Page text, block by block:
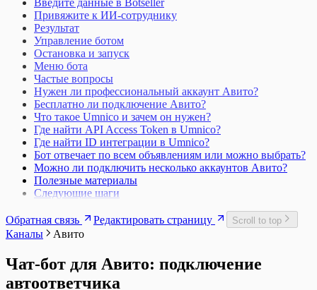
Введите данные в Botseller
Привяжите к ИИ-сотруднику
Результат
Управление ботом
Остановка и запуск
Меню бота
Частые вопросы
Нужен ли профессиональный аккаунт Авито?
Бесплатно ли подключение Авито?
Что такое Umnico и зачем он нужен?
Где найти API Access Token в Umnico?
Где найти ID интеграции в Umnico?
Бот отвечает по всем объявлениям или можно выбрать?
Можно ли подключить несколько аккаунтов Авито?
Полезные материалы
Следующие шаги
Обратная связь Редактировать страницу Scroll to top
Каналы Авито
Чат-бот для Авито: подключение
автоответчика